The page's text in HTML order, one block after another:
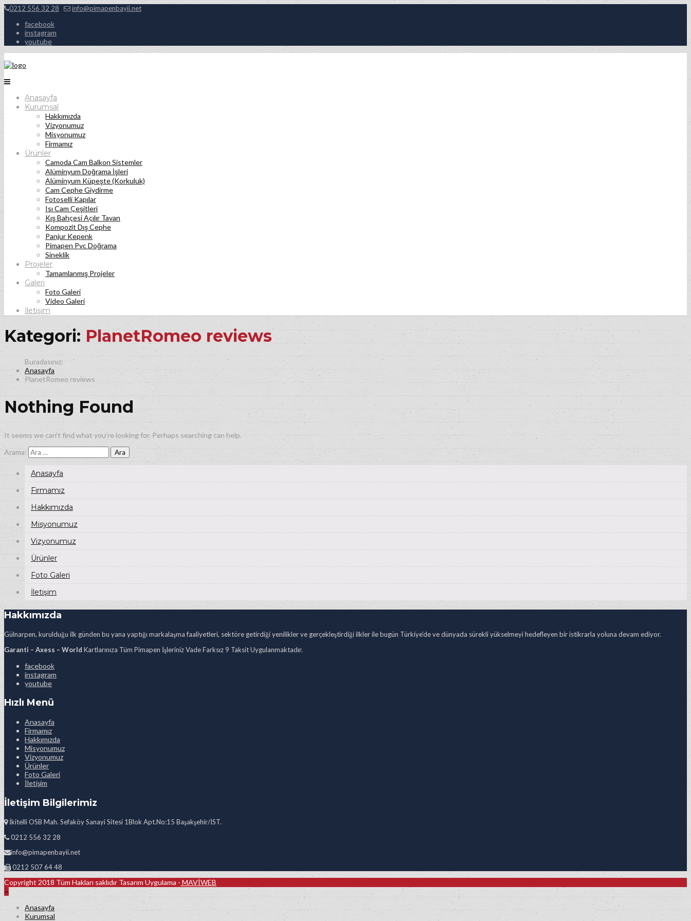
0212 556 32 28 info@pimapenbayii.net
facebook
instagram
youtube
Anasayfa
Kurumsal
Hakkımızda
Vizyonumuz
Misyonumuz
Firmamız
Ürünler
Camoda Cam Balkon Sistemler
Alüminyum Doğrama İşleri
Alüminyum Küpeşte (Korkuluk)
Cam Cephe Giydirme
Fotoselli Kapılar
Isı Cam Çeşitleri
Kış Bahçesi Açılır Tavan
Kompozit Dış Cephe
Panjur Kepenk
Pimapen Pvc Doğrama
Sineklik
Projeler
Tamamlanmış Projeler
Galeri
Foto Galeri
Video Galeri
İletişim
Kategori: PlanetRomeo reviews
Anasayfa
PlanetRomeo reviews
Nothing Found
It seems we can’t find what you’re looking for. Perhaps searching can help.
Arama:
Anasayfa
Firmamız
Hakkımızda
Misyonumuz
Vizyonumuz
Ürünler
Foto Galeri
İletişim
Hakkımızda
Gülnarpen, kurulduğu ilk günden bu yana yaptığı markalaşma faaliyetleri, sektöre getirdiği yenilikler ve gerçekleştirdiği ilkler ile bugün Türkiye’de ve dünyada sürekli yükselmeyi hedefleyen bir istikrarla yoluna devam ediyor.
Garanti – Axess – World Kartlarınıza Tüm Pimapen İşleriniz Vade Farksız 9 Taksit Uygulanmaktadır.
facebook
instagram
youtube
Hızlı Menü
Anasayfa
Firmamız
Hakkımızda
Misyonumuz
Vizyonumuz
Ürünler
Foto Galeri
İletişim
İletişim Bilgilerimiz
İkitelli OSB Mah. Sefaköy Sanayi Sitesi 1Blok Apt.No:15 Başakşehir/İST.
0212 556 32 28
info@pimapenbayii.net
0212 507 64 48
Copyright 2018 Tüm Hakları saklıdır Tasarım Uygulama - MAVİWEB
Anasayfa
Kurumsal